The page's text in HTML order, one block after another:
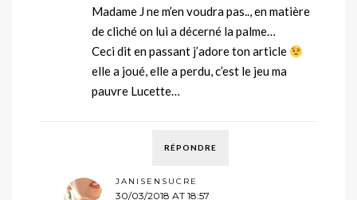
Madame J ne m’en voudra pas.., en matière
de cliché on lui a décerné la palme…
Ceci dit en passant j’adore ton article
elle a joué, elle a perdu, c’est le jeu ma
pauvre Lucette…
RÉPONDRE
JANISENSUCRE
30/03/2018 AT 18:57